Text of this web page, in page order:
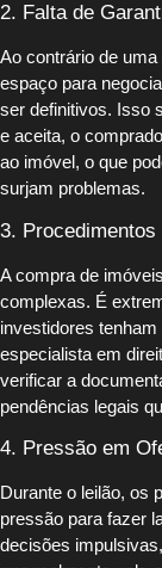
2. Falta de
Ao contrário de
espaço para
ser definitivos. Isso
e aceita, o
ao imóvel, o que
surjam problemas.
3.
A compra de
complexas. É
investidores
especialista em
verificar a
pendências legais
4. Pressão em
Durante o leilão, os
pressão para fazer
decisões